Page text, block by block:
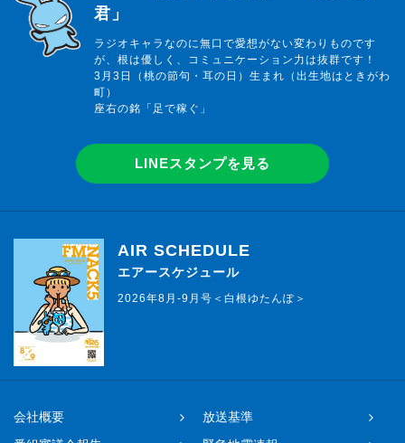
君」
ラジオキャラなのに無口で愛想がない変わりものです
が、根は優しく、コミュニケーション力は抜群です！
3月3日（桃の節句・耳の日）生まれ（出生地はときがわ
町）
座右の銘「足で稼ぐ」
LINEスタンプを見る
AIR SCHEDULE
エアースケジュール
2026年8月-9月号＜白根ゆたんぽ＞
会社概要
放送基準